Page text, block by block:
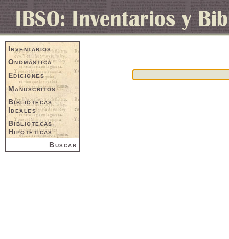
Inventarios
Onomástica
Ediciones
Manuscritos
Bibliotecas
Ideales
Bibliotecas
Hipotéticas
Buscar